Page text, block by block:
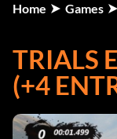
Home Games
TRIALS
(+4